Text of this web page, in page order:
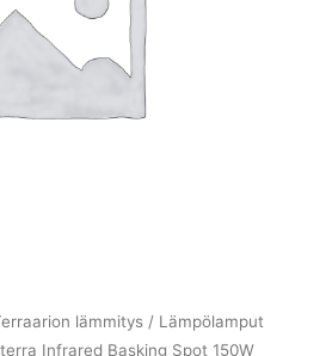
lämmitys / Lämpölamput
Infrared Basking Spot 150W